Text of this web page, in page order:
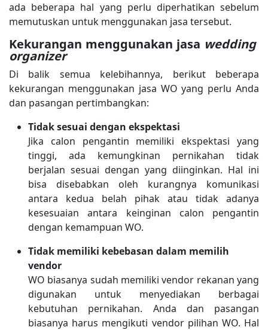
ada beberapa hal yang perlu diperhatikan sebelum
memutuskan untuk menggunakan jasa tersebut.
Kekurangan menggunakan jasa wedding
organizer
Di balik semua kelebihannya, berikut beberapa
kekurangan menggunakan jasa WO yang perlu Anda
dan pasangan pertimbangkan:
Tidak sesuai dengan ekspektasi
Jika calon pengantin memiliki ekspektasi yang
tinggi, ada kemungkinan pernikahan tidak
berjalan sesuai dengan yang diinginkan. Hal ini
bisa disebabkan oleh kurangnya komunikasi
antara kedua belah pihak atau tidak adanya
kesesuaian antara keinginan calon pengantin
dengan kemampuan WO.
Tidak memiliki kebebasan dalam memilih
vendor
WO biasanya sudah memiliki vendor rekanan yang
digunakan untuk menyediakan berbagai
kebutuhan pernikahan. Anda dan pasangan
biasanya harus mengikuti vendor pilihan WO. Hal